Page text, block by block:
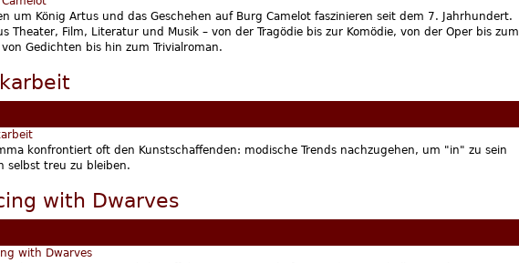
um König Artus und das Geschehen auf Burg Camelot faszinieren seit dem 7. Jahrhundert.
Theater, Film, Literatur und Musik – von der Tragödie bis zur Komödie, von der Oper bis zum
von Gedichten bis hin zum Trivialroman.
konfrontiert oft den Kunstschaffenden: modische Trends nachzugehen, um "in" zu sein
selbst treu zu bleiben.
with Dwarves